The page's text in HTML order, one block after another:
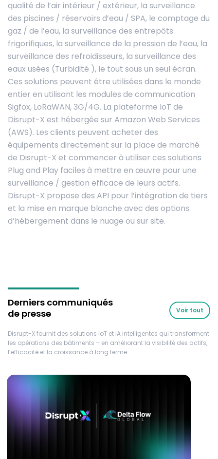
qualité de l’air intérieur / extérieur, la surveillance
des piscines / réservoirs d’eau / SPA, le comptage du
gaz / de l’eau, la surveillance des entrepôts
frigorifiques, la surveillance de la pression de l’eau, la
surveillance des refroidisseurs, la surveillance des
eaux usées (Turbidité ), le tout sous un seul écran.
Ces solutions peuvent être utilisées dans le monde
entier en utilisant les modules de communication
Sigfox, LoRaWAN, 3G/4G. La plateforme IoT de
Disrupt-X est hébergée sur Amazon Web Services
(AWS). Les clients peuvent acheter des
équipements directement sur la place de marché
de Disrupt-X et commencer à utiliser ces solutions
Plug and Play faciles à mettre en œuvre pour une
surveillance / gestion efficace de leurs actifs.
Disrupt-X propose des API pour l’intégration de tiers
et la mise en marque blanche avec des options
d’hébergement dans le nuage ou sur site.
Derniers communiqués
de presse
Voir tout
Disrupt-X fournit des solutions IoT et IA intelligentes qui transforment
les opérations des bâtiments – en améliorant la visibilité des actifs,
l’efficacité et la croissance à long terme.